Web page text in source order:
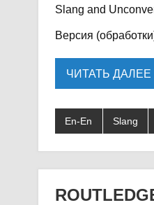
Slang and
Версия
ЧИТАТЬ ДАЛЕЕ
En-En Slang